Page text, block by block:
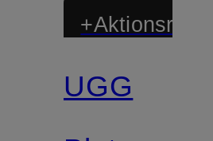
+Aktionsrabatt
UGG